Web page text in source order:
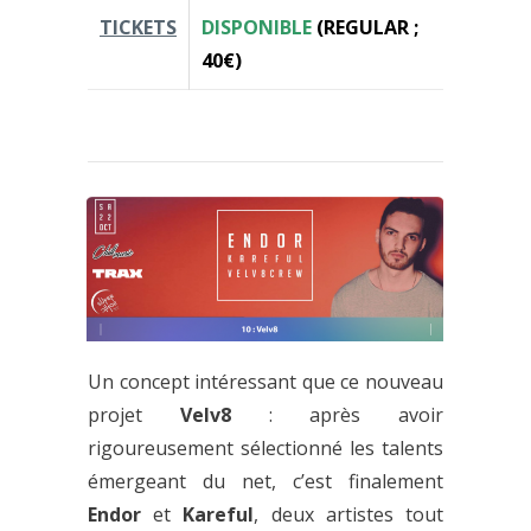
TICKETS DISPONIBLE (REGULAR ;
40€)
Un concept intéressant que ce nouveau
projet Velv8 : après avoir
rigoureusement sélectionné les talents
émergeant du net, c’est finalement
Endoret Kareful, deux artistes tout